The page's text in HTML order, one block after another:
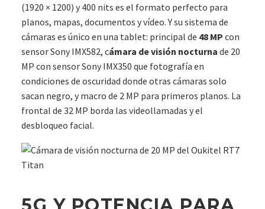
(1920 × 1200) y 400 nits es el formato perfecto para
planos, mapas, documentos y vídeo. Y su sistema de
cámaras es único en una tablet: principal de 48 MP con
sensor Sony IMX582, cámara de visión nocturna de 20
MP con sensor Sony IMX350 que fotografía en
condiciones de oscuridad donde otras cámaras solo
sacan negro, y macro de 2 MP para primeros planos. La
frontal de 32 MP borda las videollamadas y el
desbloqueo facial.